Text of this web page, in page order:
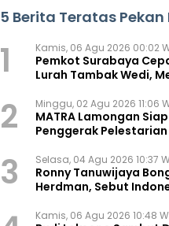
5 Berita Teratas Pekan
1 Kamis, 06 Agu 2026 00:02
Pemkot Surabaya
Lurah Tambak Wedi,
2 Minggu, 02 Agu 2026 11:06
MATRA Lamongan
Penggerak
3 Selasa, 04 Agu 2026 10:37
Ronny Tanuwijaya
Herdman, Sebut
Kamis, 06 Agu 2026 10:48